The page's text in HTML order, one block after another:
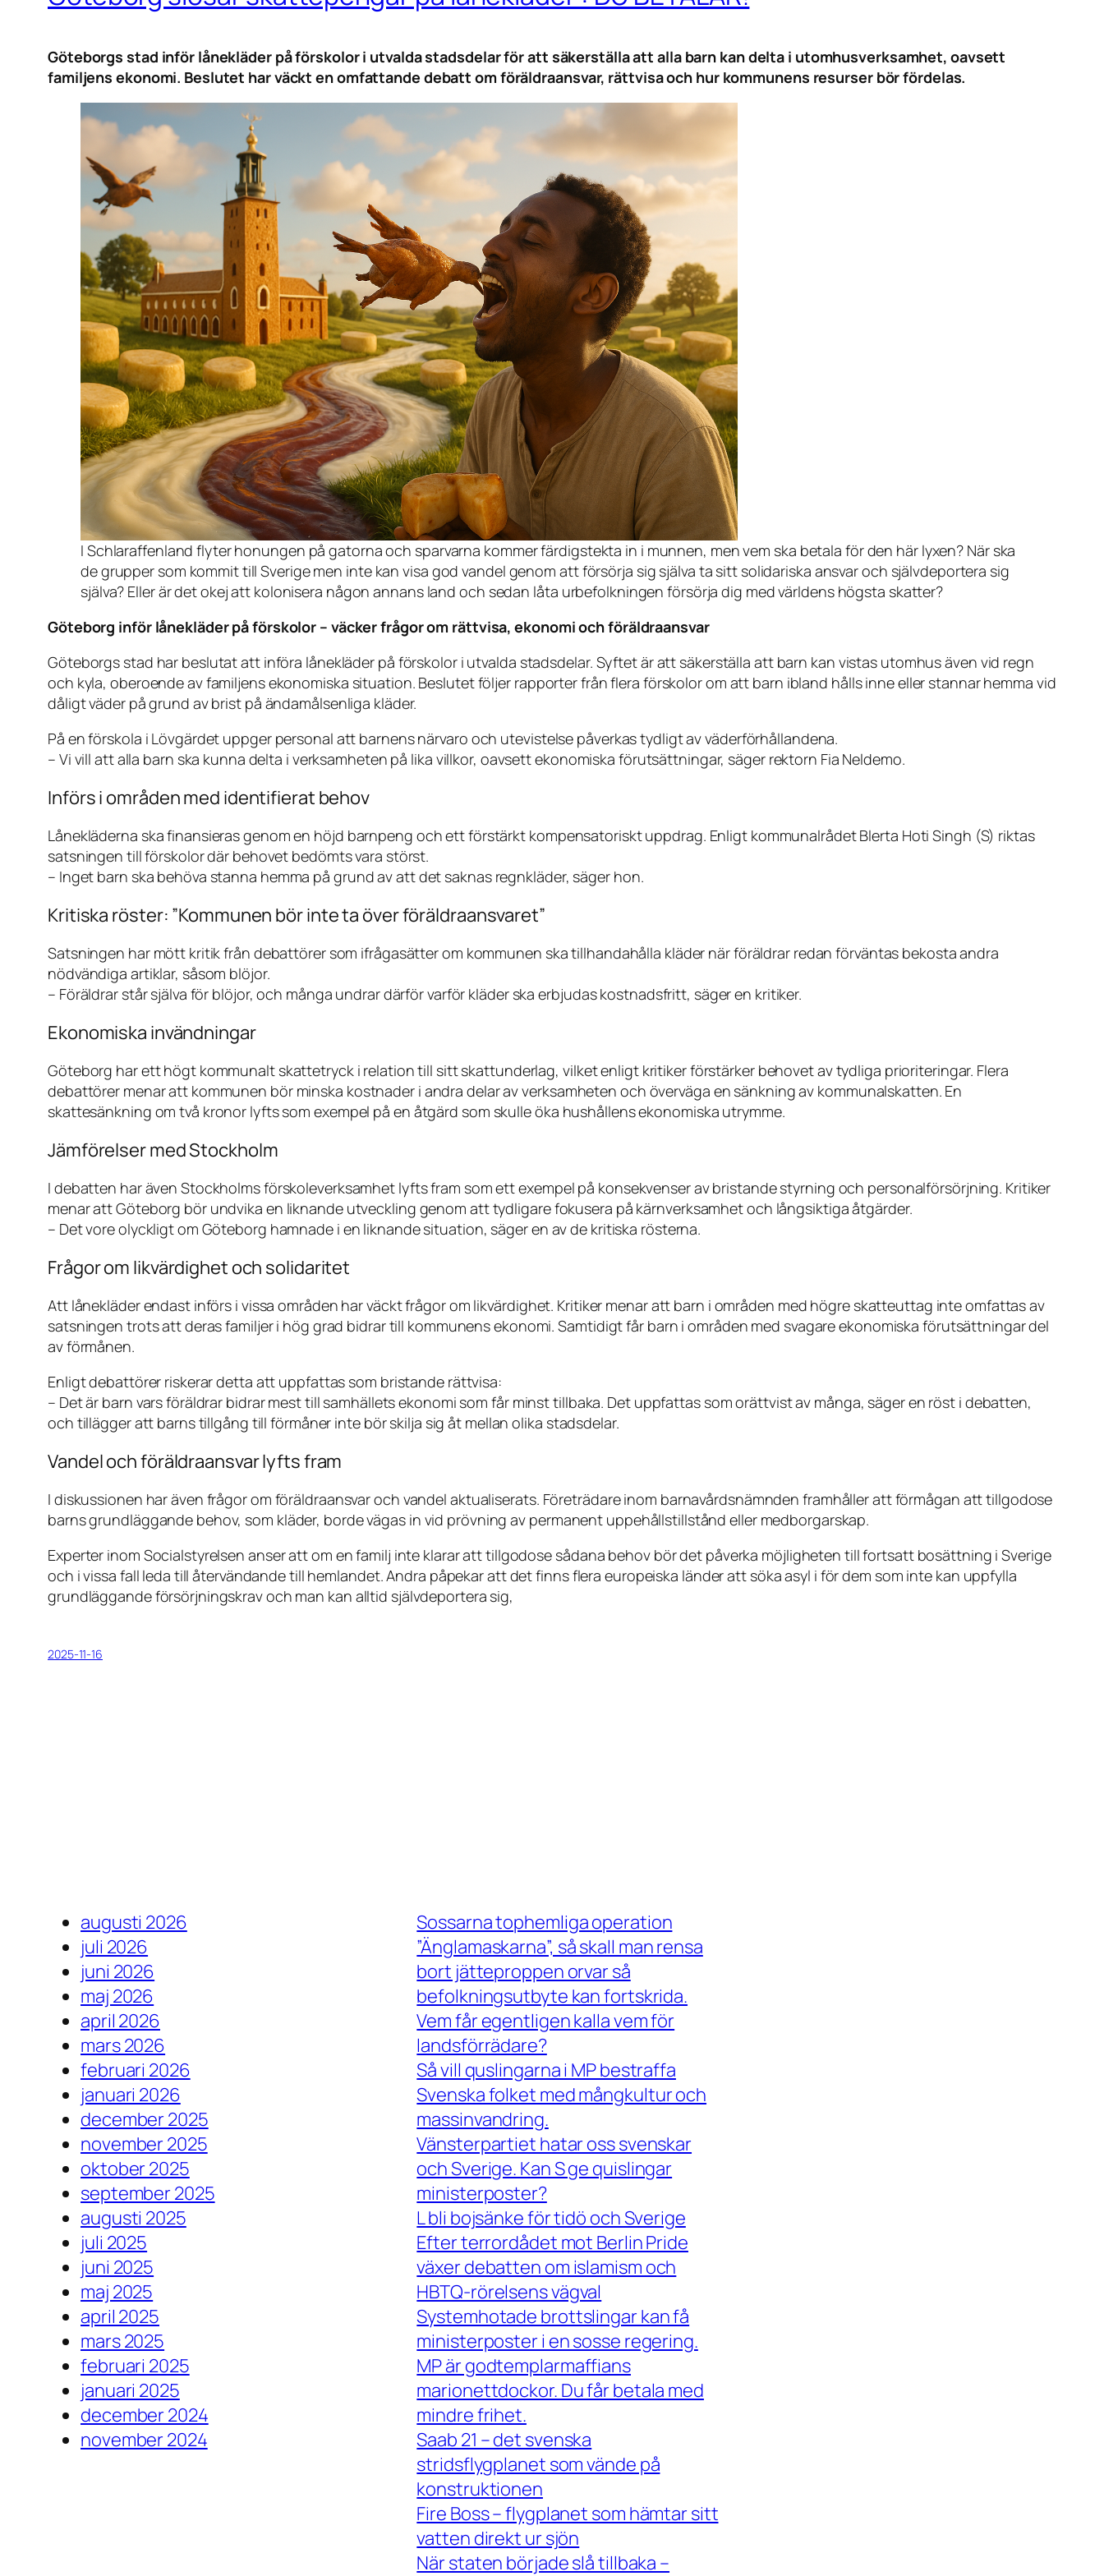
Göteborgs stad inför lånekläder på förskolor i utvalda stadsdelar för att säkerställa att alla barn kan delta i utomhusverksamhet, oavsett
familjens ekonomi. Beslutet har väckt en omfattande debatt om föräldraansvar, rättvisa och hur kommunens resurser bör fördelas.
I Schlaraffenland flyter honungen på gatorna och sparvarna kommer färdigstekta in i munnen, men vem ska betala för den här lyxen? När ska
de grupper som kommit till Sverige men inte kan visa god vandel genom att försörja sig själva ta sitt solidariska ansvar och självdeportera sig
själva? Eller är det okej att kolonisera någon annans land och sedan låta urbefolkningen försörja dig med världens högsta skatter?
Göteborg inför lånekläder på förskolor – väcker frågor om rättvisa, ekonomi och föräldraansvar
Göteborgs stad har beslutat att införa lånekläder på förskolor i utvalda stadsdelar. Syftet är att säkerställa att barn kan vistas utomhus även vid regn
och kyla, oberoende av familjens ekonomiska situation. Beslutet följer rapporter från flera förskolor om att barn ibland hålls inne eller stannar hemma vid
dåligt väder på grund av brist på ändamålsenliga kläder.
På en förskola i Lövgärdet uppger personal att barnens närvaro och utevistelse påverkas tydligt av väderförhållandena.
– Vi vill att alla barn ska kunna delta i verksamheten på lika villkor, oavsett ekonomiska förutsättningar, säger rektorn Fia Neldemo.
Införs i områden med identifierat behov
Lånekläderna ska finansieras genom en höjd barnpeng och ett förstärkt kompensatoriskt uppdrag. Enligt kommunalrådet Blerta Hoti Singh (S) riktas
satsningen till förskolor där behovet bedömts vara störst.
– Inget barn ska behöva stanna hemma på grund av att det saknas regnkläder, säger hon.
Kritiska röster: ”Kommunen bör inte ta över föräldraansvaret”
Satsningen har mött kritik från debattörer som ifrågasätter om kommunen ska tillhandahålla kläder när föräldrar redan förväntas bekosta andra
nödvändiga artiklar, såsom blöjor.
– Föräldrar står själva för blöjor, och många undrar därför varför kläder ska erbjudas kostnadsfritt, säger en kritiker.
Ekonomiska invändningar
Göteborg har ett högt kommunalt skattetryck i relation till sitt skattunderlag, vilket enligt kritiker förstärker behovet av tydliga prioriteringar. Flera
debattörer menar att kommunen bör minska kostnader i andra delar av verksamheten och överväga en sänkning av kommunalskatten. En
skattesänkning om två kronor lyfts som exempel på en åtgärd som skulle öka hushållens ekonomiska utrymme.
Jämförelser med Stockholm
I debatten har även Stockholms förskoleverksamhet lyfts fram som ett exempel på konsekvenser av bristande styrning och personalförsörjning. Kritiker
menar att Göteborg bör undvika en liknande utveckling genom att tydligare fokusera på kärnverksamhet och långsiktiga åtgärder.
– Det vore olyckligt om Göteborg hamnade i en liknande situation, säger en av de kritiska rösterna.
Frågor om likvärdighet och solidaritet
Att lånekläder endast införs i vissa områden har väckt frågor om likvärdighet. Kritiker menar att barn i områden med högre skatteuttag inte omfattas av
satsningen trots att deras familjer i hög grad bidrar till kommunens ekonomi. Samtidigt får barn i områden med svagare ekonomiska förutsättningar del
av förmånen.
Enligt debattörer riskerar detta att uppfattas som bristande rättvisa:
– Det är barn vars föräldrar bidrar mest till samhällets ekonomi som får minst tillbaka. Det uppfattas som orättvist av många, säger en röst i debatten,
och tillägger att barns tillgång till förmåner inte bör skilja sig åt mellan olika stadsdelar.
Vandel och föräldraansvar lyfts fram
I diskussionen har även frågor om föräldraansvar och vandel aktualiserats. Företrädare inom barnavårdsnämnden framhåller att förmågan att tillgodose
barns grundläggande behov, som kläder, borde vägas in vid prövning av permanent uppehållstillstånd eller medborgarskap.
Experter inom Socialstyrelsen anser att om en familj inte klarar att tillgodose sådana behov bör det påverka möjligheten till fortsatt bosättning i Sverige
och i vissa fall leda till återvändande till hemlandet. Andra påpekar att det finns flera europeiska länder att söka asyl i för dem som inte kan uppfylla
grundläggande försörjningskrav och man kan alltid självdeportera sig,
2025-11-16
augusti 2026
juli 2026
juni 2026
maj 2026
april 2026
mars 2026
februari 2026
januari 2026
december 2025
november 2025
oktober 2025
september 2025
augusti 2025
juli 2025
juni 2025
maj 2025
april 2025
mars 2025
februari 2025
januari 2025
december 2024
november 2024
Sossarna tophemliga operation
”Änglamaskarna”, så skall man rensa
bort jätteproppen orvar så
befolkningsutbyte kan fortskrida.
Vem får egentligen kalla vem för
landsförrädare?
Så vill quslingarna i MP bestraffa
Svenska folket med mångkultur och
massinvandring.
Vänsterpartiet hatar oss svenskar
och Sverige. Kan S ge quislingar
ministerposter?
L bli bojsänke för tidö och Sverige
Efter terrordådet mot Berlin Pride
växer debatten om islamism och
HBTQ-rörelsens vägval
Systemhotade brottslingar kan få
ministerposter i en sosse regering.
MP är godtemplarmaffians
marionettdockor. Du får betala med
mindre frihet.
Saab 21 – det svenska
stridsflygplanet som vände på
konstruktionen
Fire Boss – flygplanet som hämtar sitt
vatten direkt ur sjön
När staten började slå tillbaka –